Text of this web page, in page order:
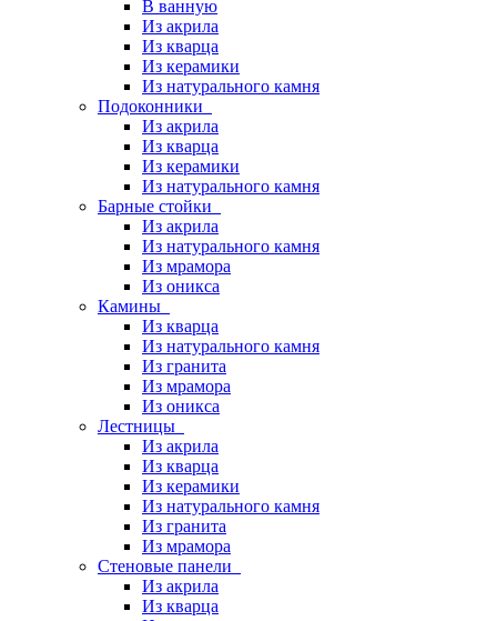
В ванную
Из акрила
Из кварца
Из керамики
Из натурального камня
Подоконники
Из акрила
Из кварца
Из керамики
Из натурального камня
Барные стойки
Из акрила
Из натурального камня
Из мрамора
Из оникса
Камины
Из кварца
Из натурального камня
Из гранита
Из мрамора
Из оникса
Лестницы
Из акрила
Из кварца
Из керамики
Из натурального камня
Из гранита
Из мрамора
Стеновые панели
Из акрила
Из кварца